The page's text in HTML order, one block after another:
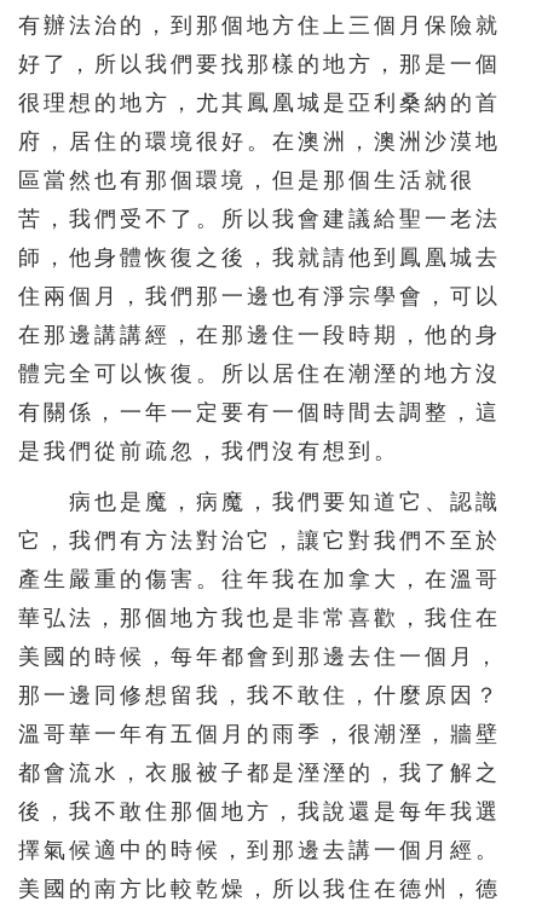
有辦法治的，到那個地方住上三個月保險就
好了，所以我們要找那樣的地方，那是一個
很理想的地方，尤其鳳凰城是亞利桑納的首
府，居住的環境很好。在澳洲，澳洲沙漠地
區當然也有那個環境，但是那個生活就很
苦，我們受不了。所以我會建議給聖一老法
師，他身體恢復之後，我就請他到鳳凰城去
住兩個月，我們那一邊也有淨宗學會，可以
在那邊講講經，在那邊住一段時期，他的身
體完全可以恢復。所以居住在潮溼的地方沒
有關係，一年一定要有一個時間去調整，這
是我們從前疏忽，我們沒有想到。
病也是魔，病魔，我們要知道它、認識
它，我們有方法對治它，讓它對我們不至於
產生嚴重的傷害。往年我在加拿大，在溫哥
華弘法，那個地方我也是非常喜歡，我住在
美國的時候，每年都會到那邊去住一個月，
那一邊同修想留我，我不敢住，什麼原因？
溫哥華一年有五個月的雨季，很潮溼，牆壁
都會流水，衣服被子都是溼溼的，我了解之
後，我不敢住那個地方，我說還是每年我選
擇氣候適中的時候，到那邊去講一個月經。
美國的南方比較乾燥，所以我住在德州，德